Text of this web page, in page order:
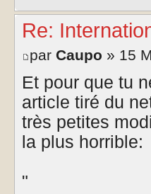
Re:
par Caupo » 15
Et pour que tu
article tiré du
très petites
la plus horrible:
"